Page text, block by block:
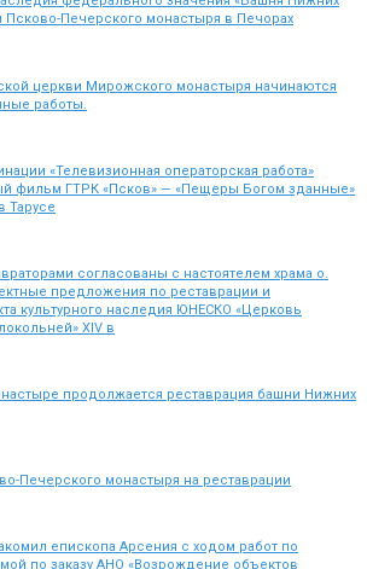
Псково-Печерского монастыря в Печорах
церкви Мирожского монастыря начинаются
работы.
«Телевизионная операторская работа»
фильм ГТРК «Псков» — «Пещеры Богом зданные»
Тарусе
согласованы с настоятелем храма о.
предложения по реставрации и
культурного наследия ЮНЕСКО «Церковь
XIV в
продолжается реставрация башни Нижних
Печерского монастыря на реставрации
епископа Арсения с ходом работ по
по заказу АНО «Возрождение объектов